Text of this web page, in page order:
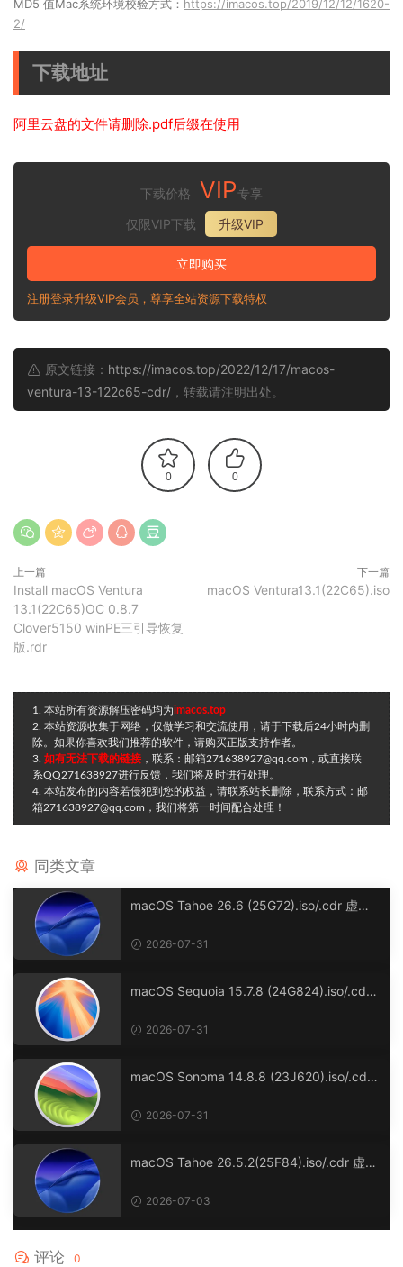
MD5 值Mac系统环境校验方式： https://imacos.top/2019/12/12/1620-
2/
下载地址
阿里云盘的文件请删除.pdf后缀在使用
下载价格 VIP专享
仅限VIP下载
升级VIP
立即购买
注册登录升级VIP会员，尊享全站资源下载特权
原文链接： https://imacos.top/2022/12/17/macos-
ventura-13-122c65-cdr/ ，转载请注明出处。
0 0
上一篇
Install macOS Ventura
13.1(22C65)OC 0.8.7
Clover5150 winPE三引导恢复
版.rdr
下一篇
macOS Ventura13.1(22C65).iso
1. 本站所有资源解压密码均为imacos.top
2. 本站资源收集于网络，仅做学习和交流使用，请于下载后24小时内删
除。如果你喜欢我们推荐的软件，请购买正版支持作者。
3. 如有无法下载的链接 ，联系：邮箱271638927@qq.com，或直接联
系QQ271638927进行反馈，我们将及时进行处理。
4. 本站发布的内容若侵犯到您的权益，请联系站长删除，联系方式：邮
箱271638927@qq.com，我们将第一时间配合处理！
同类文章
macOS Tahoe 26.6 (25G72).iso/.cdr 虚拟
2026-07-31
macOS Sequoia 15.7.8 (24G824).iso/.cdr
2026-07-31
macOS Sonoma 14.8.8 (23J620).iso/.cdr
2026-07-31
macOS Tahoe 26.5.2(25F84).iso/.cdr 虚拟
2026-07-03
评论 0